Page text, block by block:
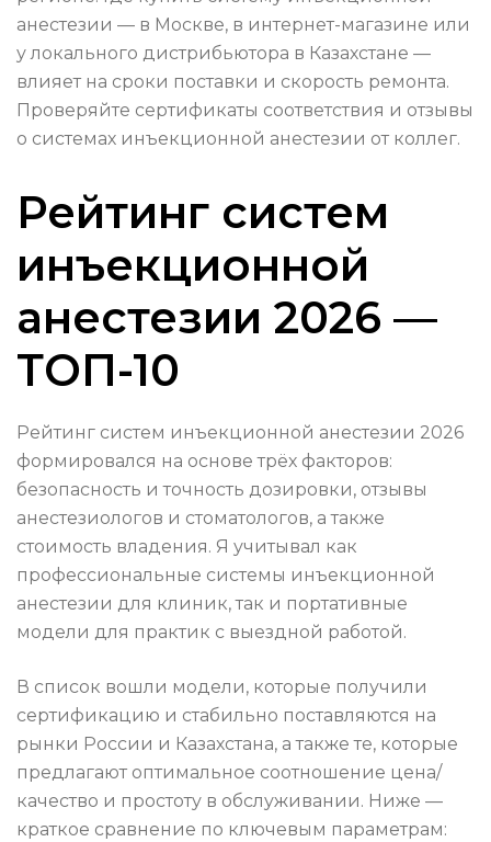
анестезии — в Москве, в интернет-магазине или
у локального дистрибьютора в Казахстане —
влияет на сроки поставки и скорость ремонта.
Проверяйте сертификаты соответствия и отзывы
о системах инъекционной анестезии от коллег.
Рейтинг систем
инъекционной
анестезии 2026 —
ТОП-10
Рейтинг систем инъекционной анестезии 2026
формировался на основе трёх факторов:
безопасность и точность дозировки, отзывы
анестезиологов и стоматологов, а также
стоимость владения. Я учитывал как
профессиональные системы инъекционной
анестезии для клиник, так и портативные
модели для практик с выездной работой.
В список вошли модели, которые получили
сертификацию и стабильно поставляются на
рынки России и Казахстана, а также те, которые
предлагают оптимальное соотношение цена/
качество и простоту в обслуживании. Ниже —
краткое сравнение по ключевым параметрам: